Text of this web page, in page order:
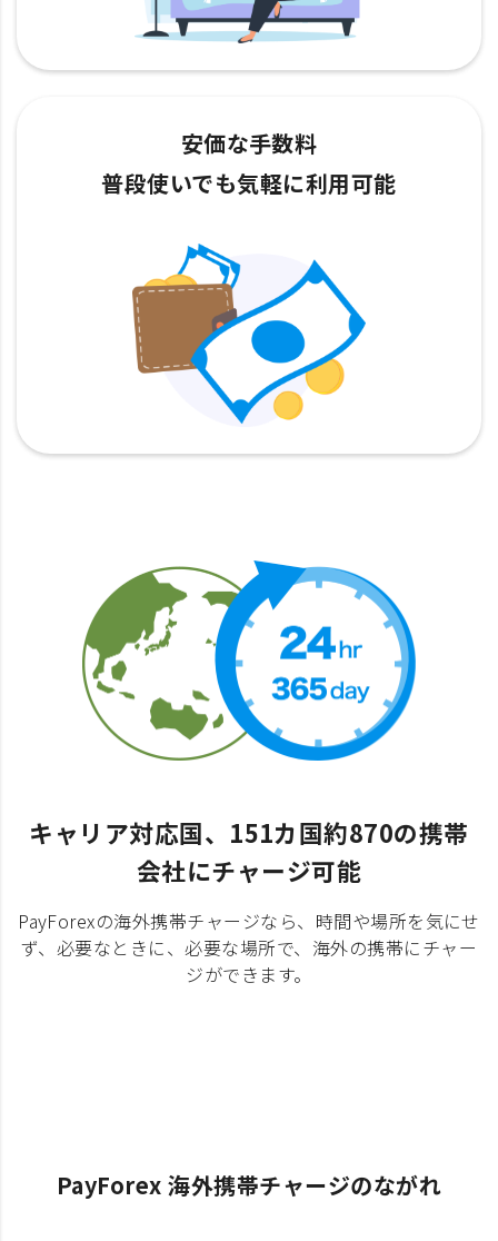
安価な手数料
普段使いでも気軽に利用可能
キャリア対応国、151カ国約870の携帯
会社にチャージ可能
PayForexの海外携帯チャージなら、時間や場所を気にせ
ず、必要なときに、必要な場所で、海外の携帯にチャー
ジができます。
PayForex 海外携帯チャージのながれ